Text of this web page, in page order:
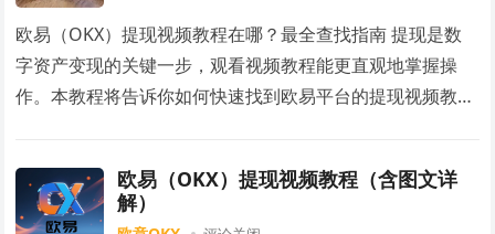
欧易（OKX）提现视频教程在哪？最全查找指南 提现是数
字资产变现的关键一步，观看视频教程能更直观地掌握操
作。本教程将告诉你如何快速找到欧易平台的提现视频教
欧易（OKX）提现视频教程（含图文详
解）